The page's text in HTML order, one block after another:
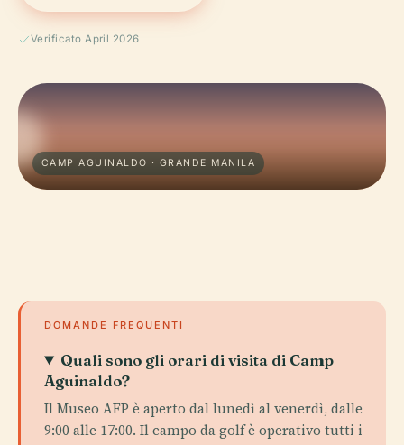
Verificato April 2026
CAMP AGUINALDO · GRANDE MANILA
DOMANDE FREQUENTI
Quali sono gli orari di visita di Camp
Aguinaldo?
Il Museo AFP è aperto dal lunedì al venerdì, dalle
9:00 alle 17:00. Il campo da golf è operativo tutti i